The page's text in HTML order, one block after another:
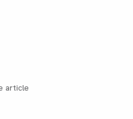
article